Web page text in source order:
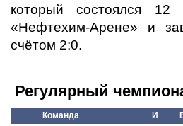
который состоялся
«Нефтехим-Арене» и
счётом 2:0.
Регулярный
Команда И